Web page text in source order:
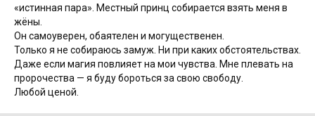
«истинная пара». Местный принц собирается взять меня в
жёны.
Он самоуверен, обаятелен и могущественен.
Только я не собираюсь замуж. Ни при каких обстоятельствах.
Даже если магия повлияет на мои чувства. Мне плевать на
пророчества — я буду бороться за свою свободу.
Любой ценой.